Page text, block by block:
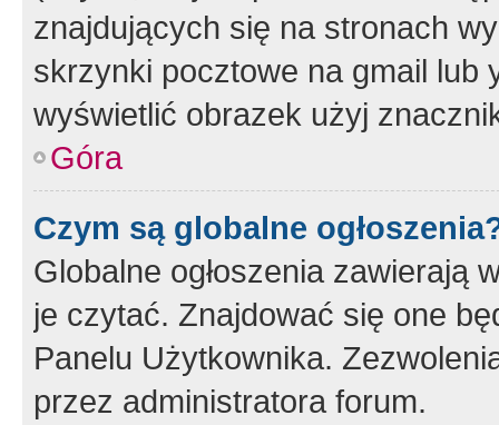
znajdujących się na stronach
skrzynki pocztowe na gmail lub
wyświetlić obrazek użyj
Góra
Czym są globalne
Globalne ogłoszenia zawierają
je czytać. Znajdować się one
Panelu Użytkownika.
przez administratora forum.